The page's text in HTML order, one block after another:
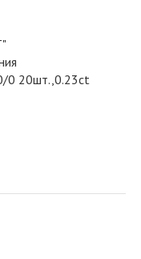
20шт.,0.23ct